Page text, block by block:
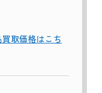
取価格はこち